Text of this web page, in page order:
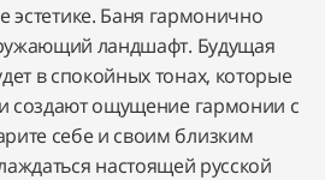
эстетике. Баня гармонично
ландшафт. Будущая
в спокойных тонах, которые
создают ощущение гармонии с
себе и своим близким
настоящей русской